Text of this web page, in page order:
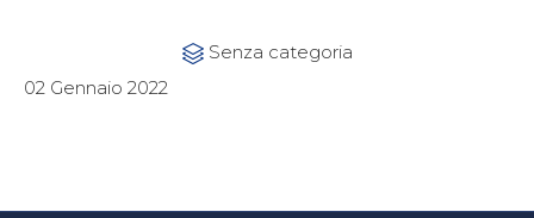
 Category
Senza categoria
02 Gennaio 2022